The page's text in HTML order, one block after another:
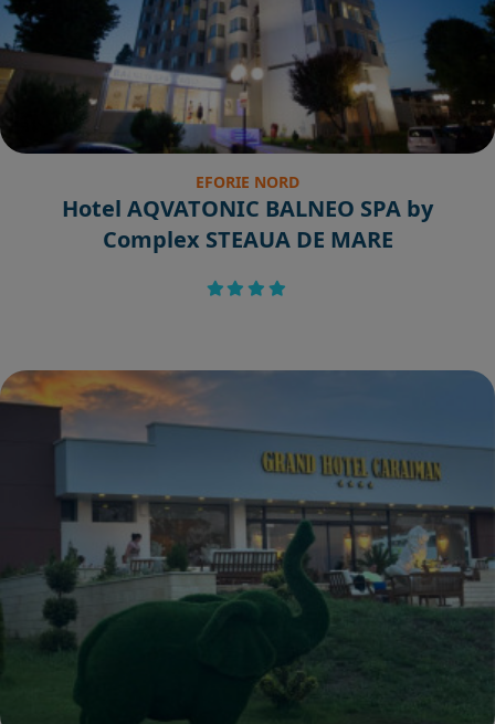
EFORIE NORD
Hotel AQVATONIC BALNEO SPA by
Complex STEAUA DE MARE